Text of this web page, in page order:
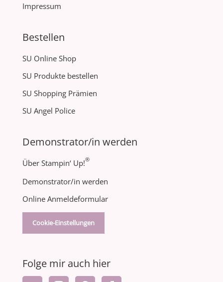
Impressum
Bestellen
SU Online Shop
SU Produkte bestellen
SU Shopping Prämien
SU Angel Police
Demonstrator/in werden
Über Stampin‘ Up!®
Demonstrator/in werden
Online Anmeldeformular
Cookie-Einstellungen
Folge mir auch hier